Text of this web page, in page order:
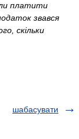
платити
звався
скільки
шабасувати